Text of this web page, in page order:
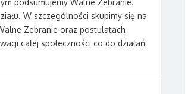
W szczególności skupimy się na
Zebranie oraz postulatach
całej społeczności co do działań